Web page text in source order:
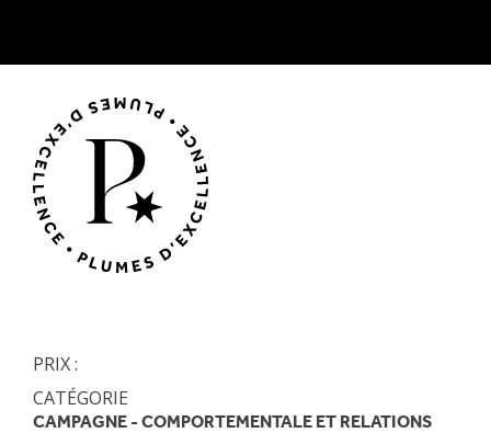
PRIX :
CATÉGORIE
CAMPAGNE - COMPORTEMENTALE ET RELATIONS